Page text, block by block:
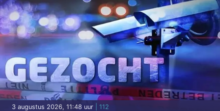
3 augustus 2026, 11:48 uur | 112